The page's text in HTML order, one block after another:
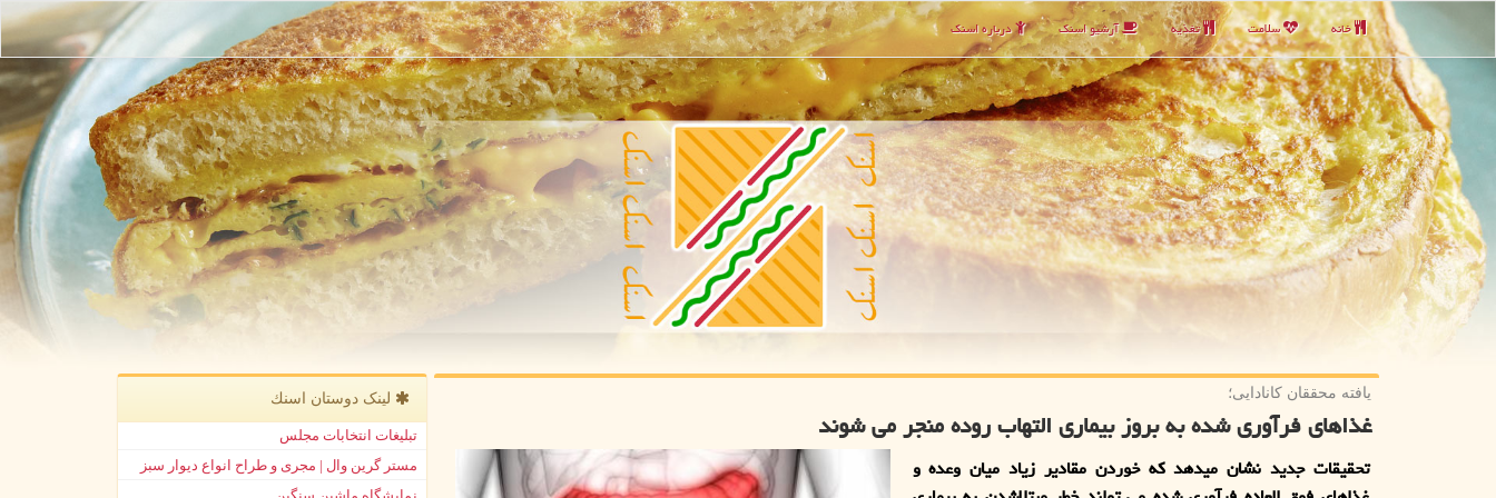
خانه سلامت تغذیه آرشیو اسنك درباره اسنك
یافته محققان كانادایی؛
غذاهای فرآوری شده به بروز بیماری التهاب روده منجر می شوند
تحقیقات جدید نشان میدهد که خوردن مقادیر زیاد میان وعده و
لینک دوستان اسنك
تبلیغات انتخابات مجلس
مستر گرین وال | مجری و طراح انواع دیوار سبز